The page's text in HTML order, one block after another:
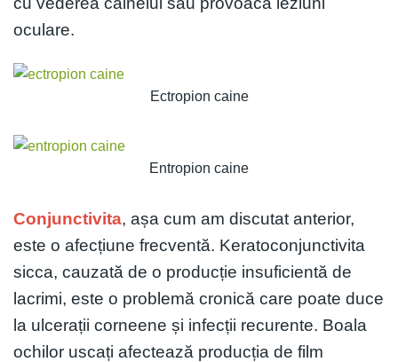
oculare.
Ectropion caine
Entropion caine
Conjunctivita, așa cum am discutat anterior,
este o afecțiune frecventă. Keratoconjunctivita
sicca, cauzată de o producție insuficientă de
lacrimi, este o problemă cronică care poate duce
la ulcerații corneene și infecții recurente. Boala
ochilor uscați afectează producția de film